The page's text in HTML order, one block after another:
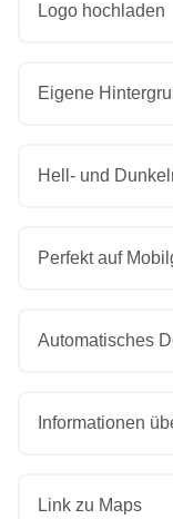
Logo hochladen
Eigene
Hell- und
Perfekt auf
Automatisches
Informationen
Link zu Maps